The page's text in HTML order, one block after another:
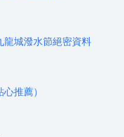
龍城潑水節絕密資料
推薦）